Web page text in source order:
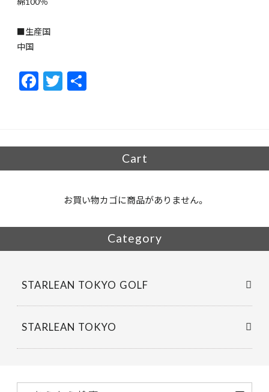
■生産国
中国
F
ac
o
T
w
Cart
お買い物カゴに商品がありません。
Category
STARLEAN TOKYO GOLF
STARLEAN TOKYO